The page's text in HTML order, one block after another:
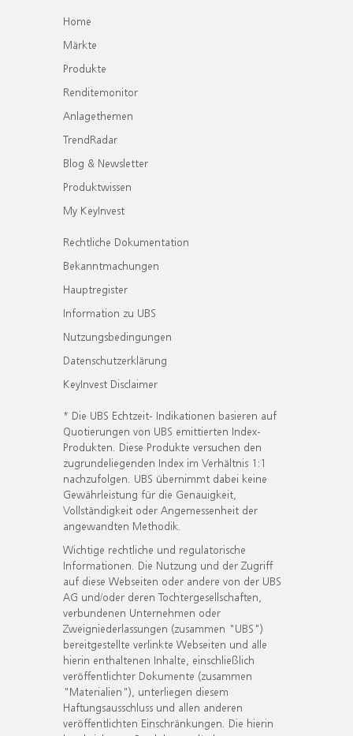
Home
Märkte
Produkte
Renditemonitor
Anlagethemen
TrendRadar
Blog & Newsletter
Produktwissen
My KeyInvest
Rechtliche Dokumentation
Bekanntmachungen
Hauptregister
Information zu UBS
Nutzungsbedingungen
Datenschutzerklärung
KeyInvest Disclaimer
* Die UBS Echtzeit- Indikationen basieren auf
Quotierungen von UBS emittierten Index-
Produkten. Diese Produkte versuchen den
zugrundeliegenden Index im Verhältnis 1:1
nachzufolgen. UBS übernimmt dabei keine
Gewährleistung für die Genauigkeit,
Vollständigkeit oder Angemessenheit der
angewandten Methodik.
Wichtige rechtliche und regulatorische
Informationen. Die Nutzung und der Zugriff
auf diese Webseiten oder andere von der UBS
AG und/oder deren Tochtergesellschaften,
verbundenen Unternehmen oder
Zweigniederlassungen (zusammen "UBS")
bereitgestellte verlinkte Webseiten und alle
hierin enthaltenen Inhalte, einschließlich
veröffentlichter Dokumente (zusammen
"Materialien"), unterliegen diesem
Haftungsausschluss und allen anderen
veröffentlichten Einschränkungen. Die hierin